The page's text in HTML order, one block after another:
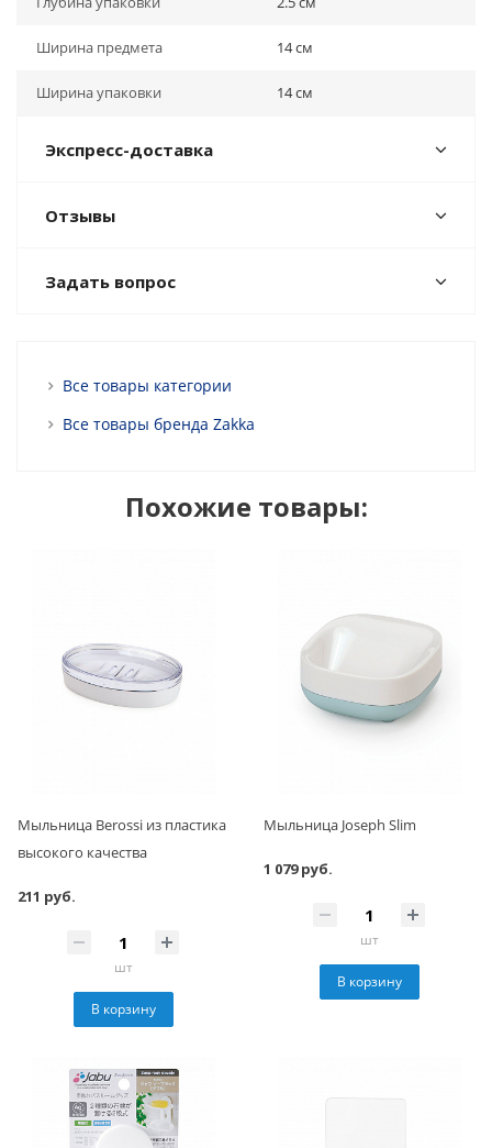
Ширина предмета 14 см
Ширина упаковки 14 см
Экспресс-доставка
Отзывы
Задать вопрос
Все товары категории
Все товары бренда Zakka
Похожие товары:
Мыльница Berossi из пластика
высокого качества
211 руб.
шт
В корзину
Мыльница Joseph Slim
1 079 руб.
шт
В корзину